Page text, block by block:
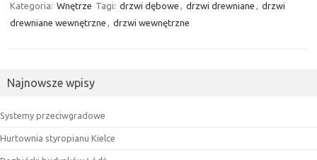
Kategoria: Wnętrze Tagi: drzwi dębowe , drzwi drewniane , drzwi
drewniane wewnętrzne , drzwi wewnętrzne
Najnowsze wpisy
Systemy przeciwgradowe
Hurtownia styropianu Kielce